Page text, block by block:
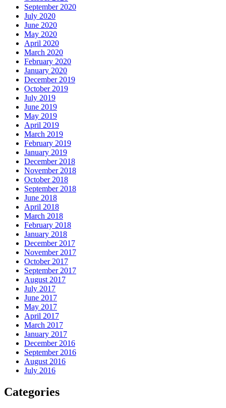
September 2020
July 2020
June 2020
May 2020
April 2020
March 2020
February 2020
January 2020
December 2019
October 2019
July 2019
June 2019
May 2019
April 2019
March 2019
February 2019
January 2019
December 2018
November 2018
October 2018
September 2018
June 2018
April 2018
March 2018
February 2018
January 2018
December 2017
November 2017
October 2017
September 2017
August 2017
July 2017
June 2017
May 2017
April 2017
March 2017
January 2017
December 2016
September 2016
August 2016
July 2016
Categories